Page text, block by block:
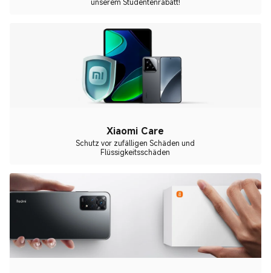
Xiaomi Care
Schutz vor zufälligen Schäden und
Flüssigkeitsschäden